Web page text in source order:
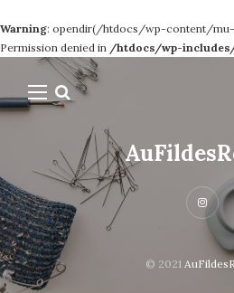
Warning: opendir(/htdocs/wp-content/mu-
Permission denied in /htdocs/wp-
© 2021